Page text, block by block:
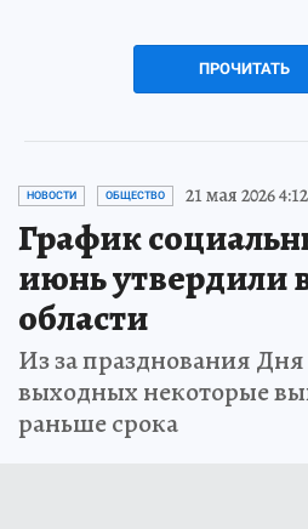
ПРОЧИТАТЬ
НОВОСТИ ОБЩЕСТВО 21 мая 2026 4:12
График
июнь утвердили
области
Из за празднования
выходных некоторые
раньше срока